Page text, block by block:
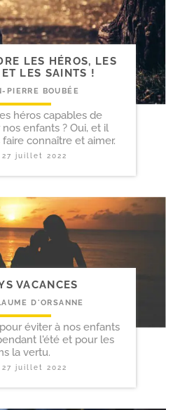
LES HÉROS, LES
ET LES SAINTS !
PIERRE BOUBÉE
héros capables de
enfants ? Oui, et il
connaître et aimer.
27 juillet 2022
VACANCES
D'ORSANNE
éviter à nos enfants
l'été et pour les
la vertu.
27 juillet 2022